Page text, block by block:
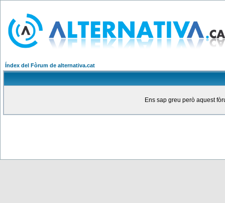
Índex del Fòrum de alternativa.cat
Ens sap greu però aquest